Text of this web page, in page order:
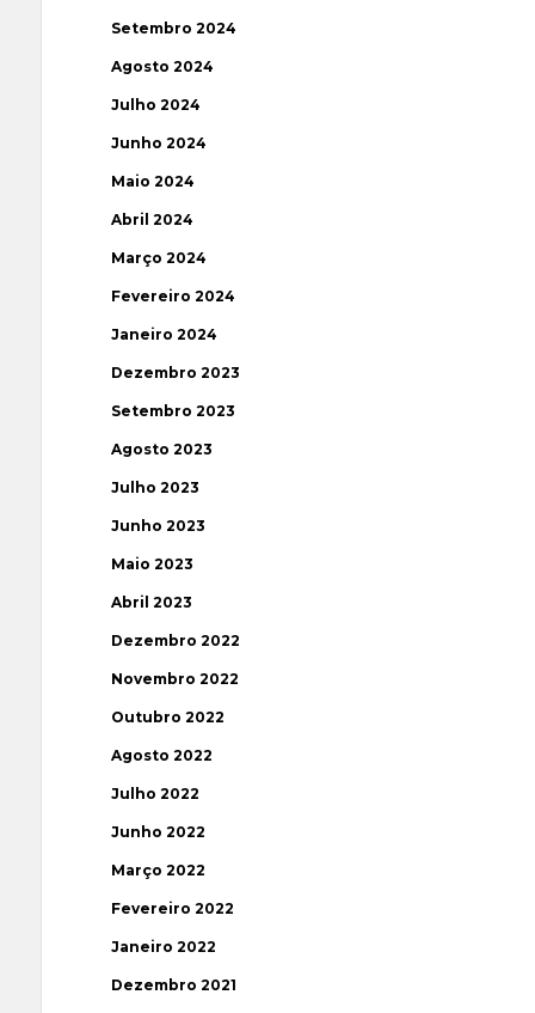
Setembro 2024
Agosto 2024
Julho 2024
Junho 2024
Maio 2024
Abril 2024
Março 2024
Fevereiro 2024
Janeiro 2024
Dezembro 2023
Setembro 2023
Agosto 2023
Julho 2023
Junho 2023
Maio 2023
Abril 2023
Dezembro 2022
Novembro 2022
Outubro 2022
Agosto 2022
Julho 2022
Junho 2022
Março 2022
Fevereiro 2022
Janeiro 2022
Dezembro 2021